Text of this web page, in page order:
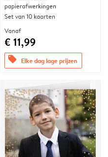
papierafwerkingen
Set van 10 kaarten
Vanaf
€ 11,99
offers Elke dag lage prijzen